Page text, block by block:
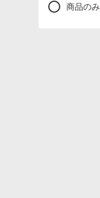
商品のみ